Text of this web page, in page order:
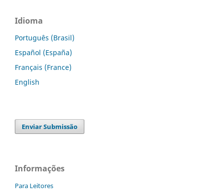
Idioma
Português (Brasil)
Español (España)
Français (France)
English
Enviar Submissão
Informações
Para Leitores